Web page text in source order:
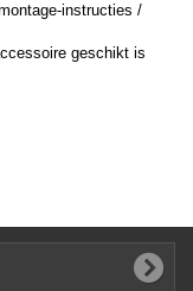
instructies /
geschikt is